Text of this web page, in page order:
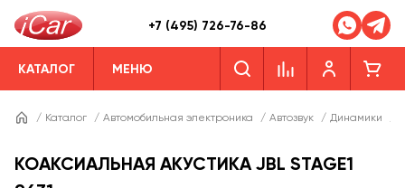
+7 (495) 726-76-86
КАТАЛОГ МЕНЮ
/ Каталог / Автомобильная электроника / Автозвук / Динамики
КОАКСИАЛЬНАЯ АКУСТИКА JBL STAGE1